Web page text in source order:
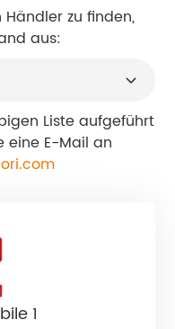
zu finden,
aus:
Liste aufgeführt
eine E-Mail an
1